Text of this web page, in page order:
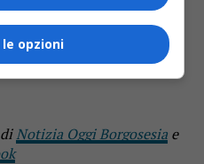
momento di occupare
seguendoci su Google
Notizia Oggi Borgosesia e
opzioni